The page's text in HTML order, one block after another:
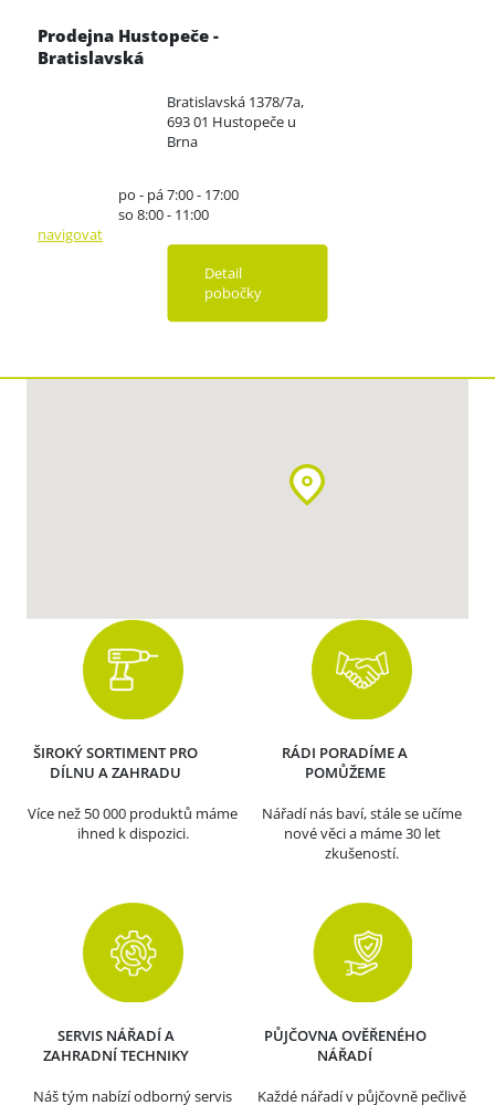
Prodejna Hustopeče -
Bratislavská
Bratislavská 1378/7a,
693 01 Hustopeče u
Brna
po - pá 7:00 - 17:00
so 8:00 - 11:00
navigovat
Detail
pobočky
ŠIROKÝ SORTIMENT PRO
DÍLNU A ZAHRADU
Více než 50 000 produktů máme
ihned k dispozici.
RÁDI PORADÍME A
POMŮŽEME
Nářadí nás baví, stále se učíme
nové věci a máme 30 let
zkušeností.
SERVIS NÁŘADÍ A
ZAHRADNÍ TECHNIKY
Náš tým nabízí odborný servis
PŮJČOVNA OVĚŘENÉHO
NÁŘADÍ
Každé nářadí v půjčovně pečlivě